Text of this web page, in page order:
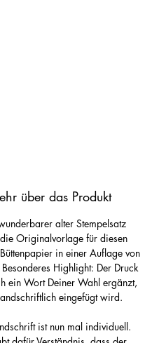
über das Produkt
alter Stempelsatz
Originalvorlage für diesen
in einer Auflage von
Highlight: Der Druck
ein Wort Deiner Wahl ergänzt,
eingefügt wird.
ist nun mal individuell.